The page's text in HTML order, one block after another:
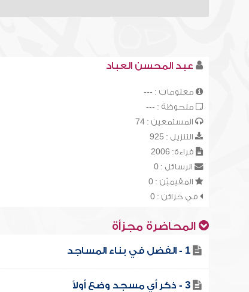
عبد المحسن العباد
معلومات : ---
ملحوظة : ---
المستمعين : 74
التنزيل : 925
قراءة: 2006
الرسائل : 0
المقيميّن : 0
في خزائن : 0
المحاضرة مجزأة
1 - الفضل في بناء المساجد
3 - ذكر أي مسجد وضع أولاً